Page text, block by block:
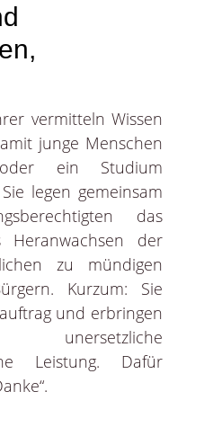
vermitteln Wissen
junge Menschen
ein Studium
legen gemeinsam
das
der
zu mündigen
Kurzum: Sie
und erbringen
Leistung. Dafür